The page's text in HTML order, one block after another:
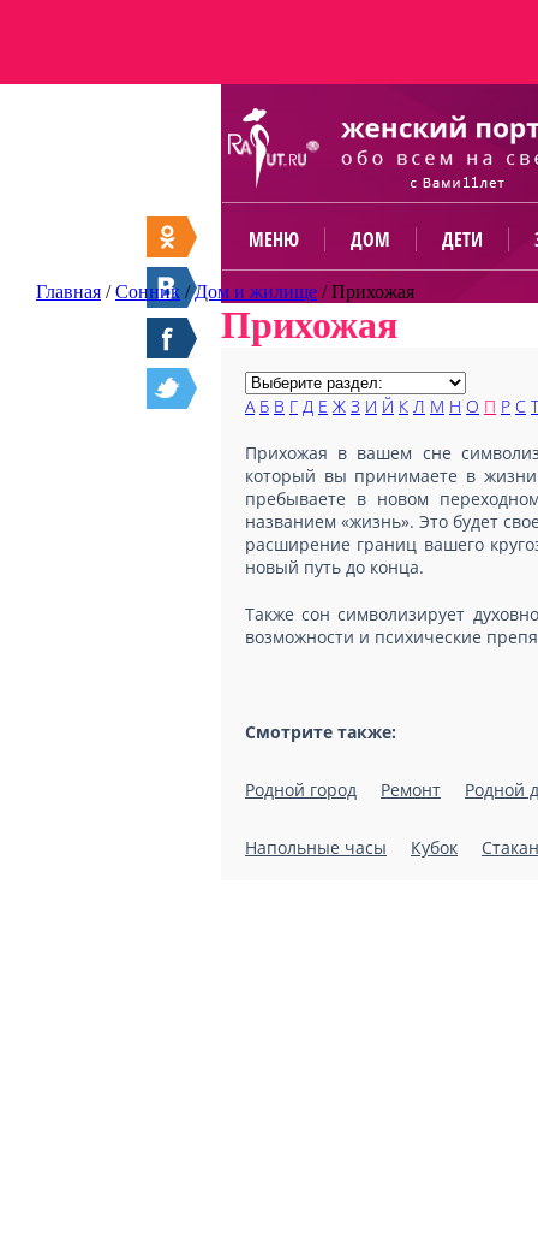
МЕНЮ ДОМ ДЕТИ
Главная /Сонник /Дом и жилище /Прихожая
Прихожая
А Б В Г Д Е Ж З И Й К Л М Н О П Р С Т
Прихожая в вашем сне
который вы принимаете в
пребываете в новом
названием «жизнь». Это будет
расширение границ вашего
новый путь до конца.
Также сон символизирует
возможности и психические
Смотрите также:
Родной город Ремонт Родной
Напольные часы Кубок Стакан